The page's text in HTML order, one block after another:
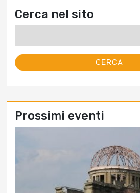
Cerca nel sito
Prossimi eventi